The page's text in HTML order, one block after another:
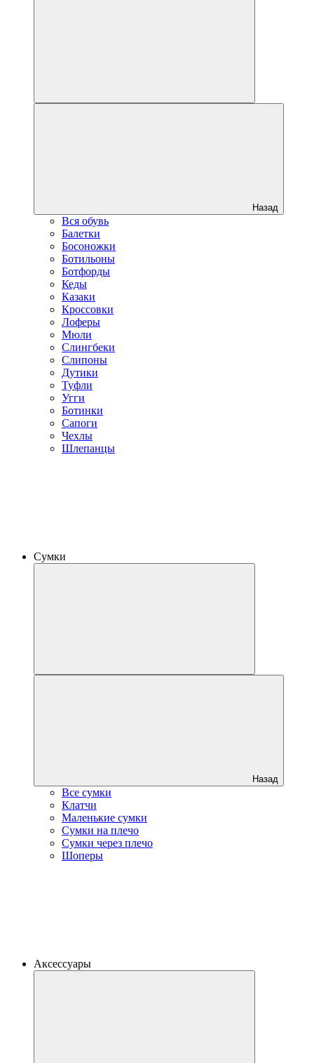
Назад
Вся обувь
Балетки
Босоножки
Ботильоны
Ботфорды
Кеды
Казаки
Кроссовки
Лоферы
Мюли
Слингбеки
Слипоны
Дутики
Туфли
Угги
Ботинки
Сапоги
Чехлы
Шлепанцы
Сумки
Назад
Все сумки
Клатчи
Маленькие сумки
Сумки на плечо
Сумки через плечо
Шоперы
Аксессуары